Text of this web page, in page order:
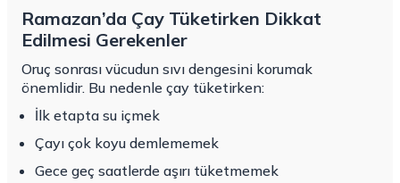
Ramazan’da Çay Tüketirken Dikkat
Edilmesi Gerekenler
Oruç sonrası vücudun sıvı dengesini korumak
önemlidir. Bu nedenle çay tüketirken:
İlk etapta su içmek
Çayı çok koyu demlememek
Gece geç saatlerde aşırı tüketmemek